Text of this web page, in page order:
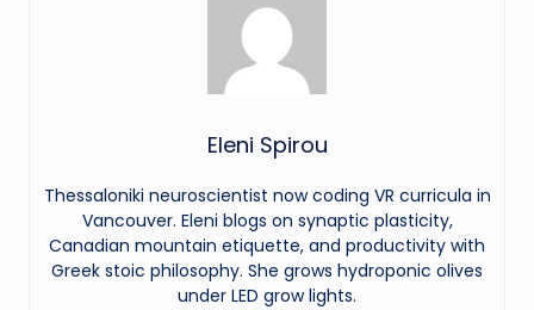
Eleni Spirou
Thessaloniki neuroscientist now coding VR curricula in
Vancouver. Eleni blogs on synaptic plasticity,
Canadian mountain etiquette, and productivity with
Greek stoic philosophy. She grows hydroponic olives
under LED grow lights.